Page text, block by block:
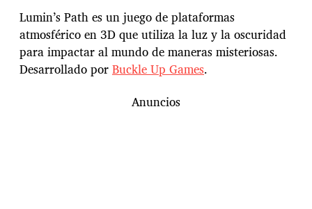
Lumin’s Path es un juego de plataformas
atmosférico en 3D que utiliza la luz y la oscuridad
para impactar al mundo de maneras misteriosas.
Desarrollado porBuckle Up Games.
Anuncios